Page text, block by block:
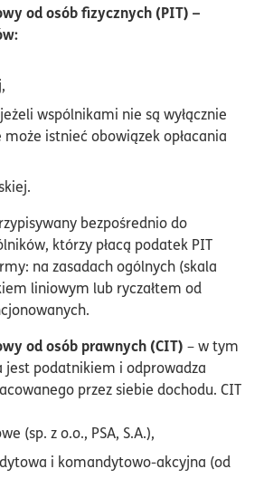
od osób fizycznych (PIT) –
wspólnikami nie są wyłącznie
może istnieć obowiązek opłacania
bezpośrednio do
którzy płacą podatek PIT
na zasadach ogólnych (skala
liniowym lub ryczałtem od
od osób prawnych (CIT) – w tym
jest podatnikiem i odprowadza
przez siebie dochodu. CIT
(sp. z o.o., PSA, S.A.),
i komandytowo-akcyjna (od